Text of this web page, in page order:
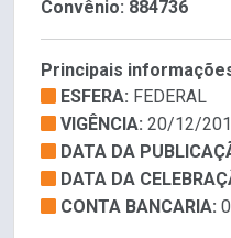
Convênio: 884736
Principais
ESFERA: FEDERAL
VIGÊNCIA: 20/12/
DATA DA
DATA DA
CONTA BANCARIA: